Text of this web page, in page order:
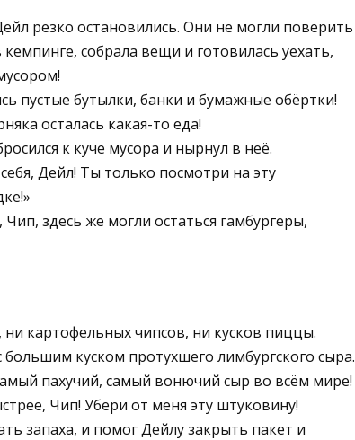
резко остановились. Они не могли поверить
собрала вещи и готовилась уехать,
пустые бутылки, банки и бумажные обёртки!
осталась какая-то еда!
к куче мусора и нырнул в неё.
Дейл! Ты только посмотри на эту
здесь же могли остаться гамбургеры,
картофельных чипсов, ни кусков пиццы.
куском протухшего лимбургского сыра.
пахучий, самый вонючий сыр во всём мире!
Чип! Убери от меня эту штуковину!
запаха, и помог Дейлу закрыть пакет и